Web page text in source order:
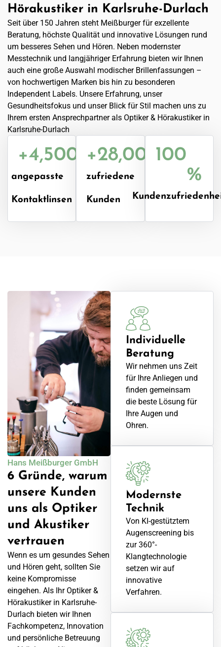
Hörakustiker in Karlsruhe-Durlach
Seit über 150 Jahren steht Meißburger für exzellente
Beratung, höchste Qualität und innovative Lösungen rund
um besseres Sehen und Hören. Neben modernster
Messtechnik und langjähriger Erfahrung bieten wir Ihnen
auch eine große Auswahl modischer Brillenfassungen –
von hochwertigen Marken bis hin zu besonderen
Independent Labels. Unsere Erfahrung, unser
Gesundheitsfokus und unser Blick für Stil machen uns zu
Ihrem ersten Ansprechpartner als Optiker & Hörakustiker in
Karlsruhe-Durlach
angepasste
Kontaktlinsen
+4,500
zufriedene
Kunden
+28,000100
%
Hans Meißburger GmbH
6 Gründe, warum
unsere Kunden
uns als Optiker
und Akustiker
vertrauen
Wenn es um gesundes Sehen
und Hören geht, sollten Sie
keine Kompromisse
eingehen. Als Ihr Optiker &
Hörakustiker in Karlsruhe-
Durlach bieten wir Ihnen
Fachkompetenz, Innovation
und persönliche Betreuung
Individuelle
Beratung
Wir nehmen uns Zeit
für Ihre Anliegen und
finden gemeinsam
die beste Lösung für
Ihre Augen und
Ohren.
Modernste
Technik
Von KI-gestütztem
Augenscreening bis
zur 360°-
Klangtechnologie
setzen wir auf
innovative
Verfahren.